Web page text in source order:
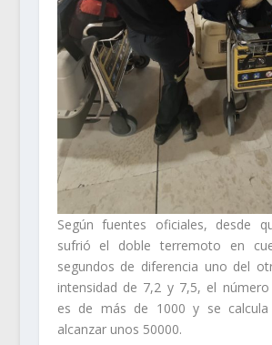
Según fuentes oficiales, desde
sufrió el doble terremoto en
segundos de diferencia uno del
intensidad de 7,2 y 7,5, el
es de más de 1000 y se calcula
alcanzar unos 50000.